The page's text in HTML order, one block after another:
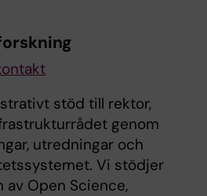
stöd till rektor,
genom
utredningar och
Vi stödjer
av Open Science,